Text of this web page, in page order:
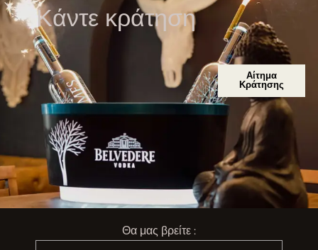
Κάντε κράτηση
Αίτημα
Κράτησης
Θα μας βρείτε :